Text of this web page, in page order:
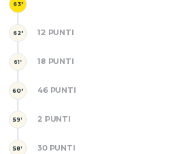
63'
62' 12 PUNTI
61' 18 PUNTI
60' 46 PUNTI
59' 2 PUNTI
58' 30 PUNTI